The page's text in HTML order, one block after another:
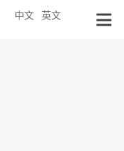
英文
中文